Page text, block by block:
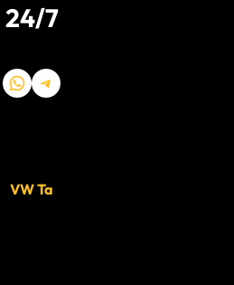
24/7
WhatsApp
Telegram
VW Ta